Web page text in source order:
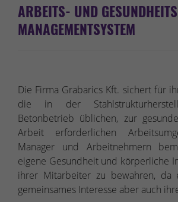
ARBEITS- UND
MANAGEMENTSYSTEM
Die Firma Grabarics Kft. sichert für
die in der
Betonbetrieb üblichen, zur
Arbeit erforderlichen
Manager und Arbeitnehmern
eigene Gesundheit und körperliche
ihrer Mitarbeiter zu bewahren,
gemeinsames Interesse aber auch